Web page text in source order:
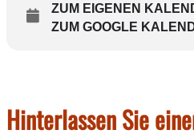
ZUM EIGENEN
ZUM GOOGLE
Hinterlassen Sie